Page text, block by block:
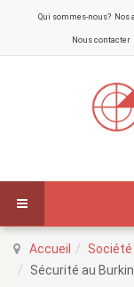
Qui sommes-nous? Nos
Nous contacter
Accueil
Société
Sécurité au